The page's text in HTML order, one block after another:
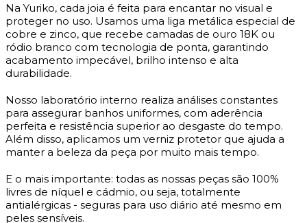
Na Yuriko, cada joia é feita para encantar no visual e
proteger no uso. Usamos uma liga metálica especial de
cobre e zinco, que recebe camadas de ouro 18K ou
ródio branco com tecnologia de ponta, garantindo
acabamento impecável, brilho intenso e alta
durabilidade.
Nosso laboratório interno realiza análises constantes
para assegurar banhos uniformes, com aderência
perfeita e resistência superior ao desgaste do tempo.
Além disso, aplicamos um verniz protetor que ajuda a
manter a beleza da peça por muito mais tempo.
E o mais importante: todas as nossas peças são 100%
livres de níquel e cádmio, ou seja, totalmente
antialérgicas - seguras para uso diário até mesmo em
peles sensíveis.